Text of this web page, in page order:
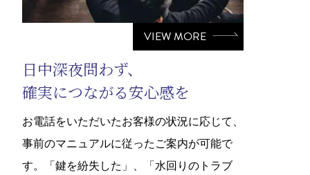
VIEW MORE
日中深夜問わず、
確実につながる安心感を
お電話をいただいたお客様の状況に応じて、
事前のマニュアルに従ったご案内が可能で
す。「鍵を紛失した」、「水回りのトラブ